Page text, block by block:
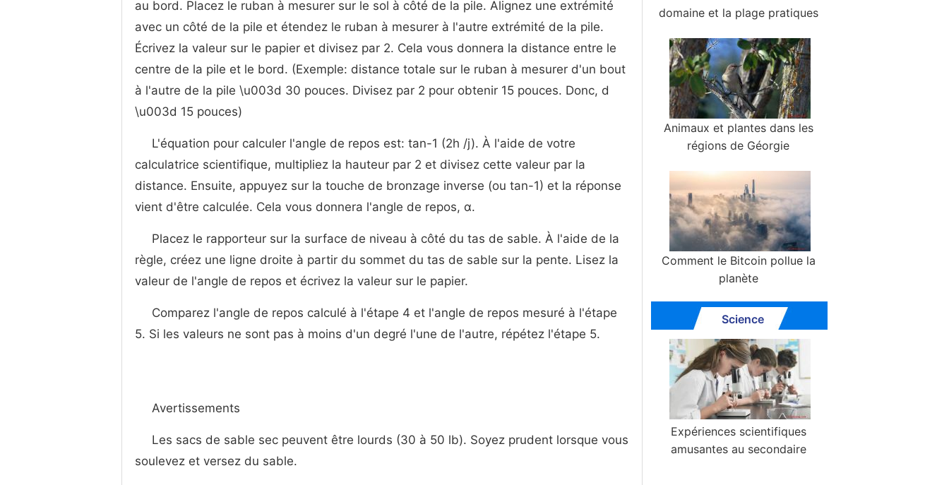
au bord. Placez le ruban à mesurer sur le sol à côté de la pile. Alignez une extrémité
avec un côté de la pile et étendez le ruban à mesurer à l'autre extrémité de la pile.
Écrivez la valeur sur le papier et divisez par 2. Cela vous donnera la distance entre le
centre de la pile et le bord. (Exemple: distance totale sur le ruban à mesurer d'un bout
à l'autre de la pile \u003d 30 pouces. Divisez par 2 pour obtenir 15 pouces. Donc, d
\u003d 15 pouces)
L'équation pour calculer l'angle de repos est: tan-1 (2h /j). À l'aide de votre
calculatrice scientifique, multipliez la hauteur par 2 et divisez cette valeur par la
distance. Ensuite, appuyez sur la touche de bronzage inverse (ou tan-1) et la réponse
vient d'être calculée. Cela vous donnera l'angle de repos, α.
Placez le rapporteur sur la surface de niveau à côté du tas de sable. À l'aide de la
règle, créez une ligne droite à partir du sommet du tas de sable sur la pente. Lisez la
valeur de l'angle de repos et écrivez la valeur sur le papier.
Comparez l'angle de repos calculé à l'étape 4 et l'angle de repos mesuré à l'étape
5. Si les valeurs ne sont pas à moins d'un degré l'une de l'autre, répétez l'étape 5.
Avertissements
Les sacs de sable sec peuvent être lourds (30 à 50 lb). Soyez prudent lorsque vous
soulevez et versez du sable.
domaine et la plage pratiques
Animaux et plantes dans les
régions de Géorgie
Comment le Bitcoin pollue la
planète
Science
Expériences scientifiques
amusantes au secondaire